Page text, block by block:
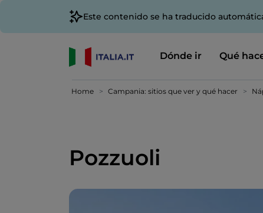
Este contenido se ha traducido
Dónde ir Qué
Home Campania: sitios que ver y qué hacer
Pozzuoli